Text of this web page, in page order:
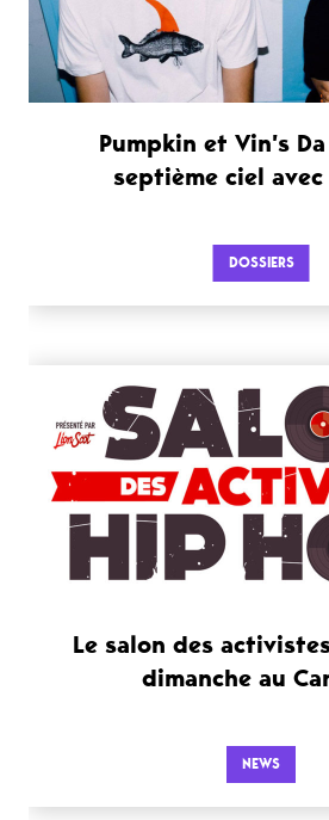
Pumpkin et Vin’s
septième ciel avec
DOSSIERS
Le salon des
dimanche au
NEWS